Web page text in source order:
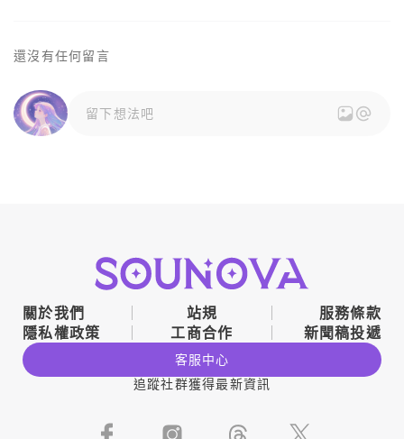
還沒有任何留言
留下想法吧
關於我們 站規
服務條款
隱私權政策
工商合作 新聞稿投遞
客服中心
追蹤社群獲得最新資訊